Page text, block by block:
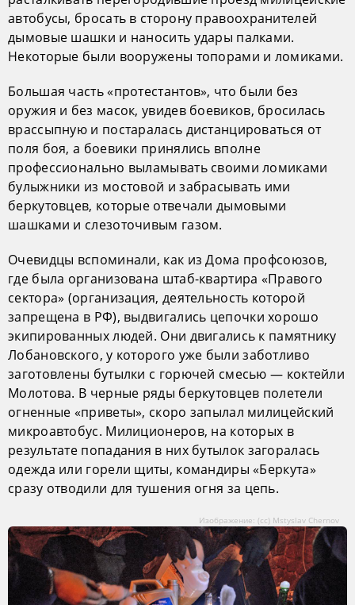
автобусы, бросать в сторону правоохранителей
дымовые шашки и наносить удары палками.
Некоторые были вооружены топорами и ломиками.
Большая часть «протестантов», что были без
оружия и без масок, увидев боевиков, бросилась
врассыпную и постаралась дистанцироваться от
поля боя, а боевики принялись вполне
профессионально выламывать своими ломиками
булыжники из мостовой и забрасывать ими
беркутовцев, которые отвечали дымовыми
шашками и слезоточивым газом.
Очевидцы вспоминали, как из Дома профсоюзов,
где была организована штаб-квартира «Правого
сектора» (организация, деятельность которой
запрещена в РФ), выдвигались цепочки хорошо
экипированных людей. Они двигались к памятнику
Лобановского, у которого уже были заботливо
заготовлены бутылки с горючей смесью — коктейли
Молотова. В черные ряды беркутовцев полетели
огненные «приветы», скоро запылал милицейский
микроавтобус. Милиционеров, на которых в
результате попадания в них бутылок загоралась
одежда или горели щиты, командиры «Беркута»
сразу отводили для тушения огня за цепь.
Изображение: (cc) Mstyslav Chernov